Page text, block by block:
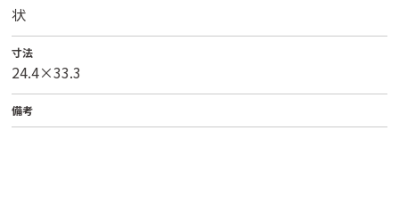
状
寸法
24.4×33.3
備考